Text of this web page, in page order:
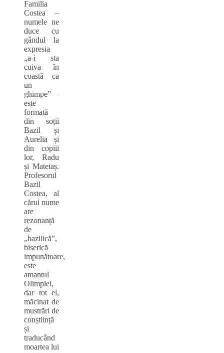
Familia
Costea –
numele ne
duce cu
gândul la
expresia
„a-i sta
cuiva în
coastă ca
un
ghimpe” –
este
formată
din soții
Bazil și
Aurelia și
din copiii
lor, Radu
și Mateiaș.
Profesorul
Bazil
Costea, al
cărui nume
are
rezonanță
de
„bazilică”,
biserică
impunătoare,
este
amantul
Olimpiei,
dar tot el,
măcinat de
mustrări de
conștiință
și
traducând
moartea lui